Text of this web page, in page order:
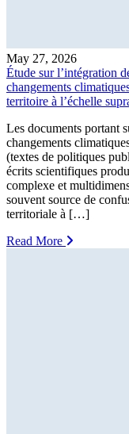
May 27, 2026
Étude sur l’intégration
changements
territoire à l’échelle
Les documents portant
changements
(textes de politiques
écrits scientifiques
complexe et
souvent source de
territoriale à […]
Read More